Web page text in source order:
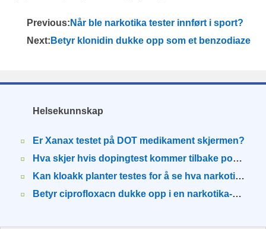
Previous: Når ble narkotika tester innført i sport?
Next: Betyr klonidin dukke opp som et
Helsekunnskap
Er Xanax testet på DOT medikament skjermen?
Hva skjer hvis dopingtest kommer tilbake positivt?
Kan kloakk planter testes for å se hva narkotika blir brukt av samfunnet?
Betyr ciprofloxacn dukke opp i en narkotika-smokken?